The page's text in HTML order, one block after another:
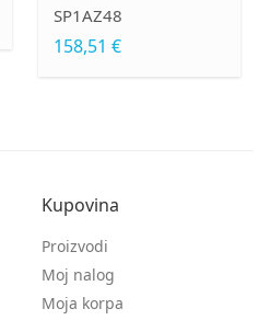
SP1AZ48
158,51 €
Kupovina
Proizvodi
Moj nalog
Moja korpa